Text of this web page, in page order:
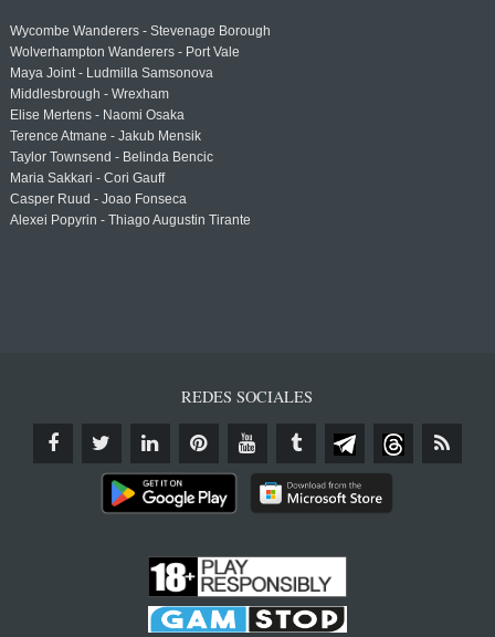
Wycombe Wanderers - Stevenage Borough
Wolverhampton Wanderers - Port Vale
Maya Joint - Ludmilla Samsonova
Middlesbrough - Wrexham
Elise Mertens - Naomi Osaka
Terence Atmane - Jakub Mensik
Taylor Townsend - Belinda Bencic
Maria Sakkari - Cori Gauff
Casper Ruud - Joao Fonseca
Alexei Popyrin - Thiago Augustin Tirante
REDES SOCIALES